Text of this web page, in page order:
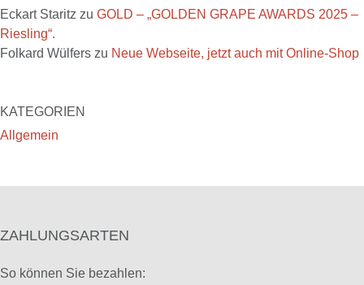
Eckart Staritz zu GOLD – „GOLDEN GRAPE AWARDS 2025 –
Riesling“.
Folkard Wülfers zu Neue Webseite, jetzt auch mit Online-Shop
KATEGORIEN
Allgemein
ZAHLUNGSARTEN
So können Sie bezahlen: